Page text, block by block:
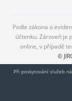
Podle zákona o
účtenku. Zároveň je
online, v případě
©
Při poskytování služeb